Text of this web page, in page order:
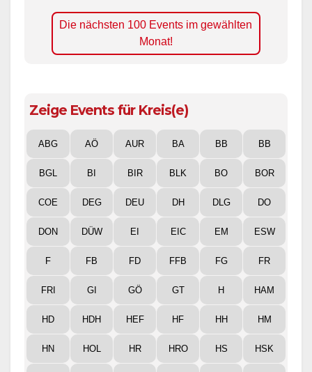
Die nächsten 100 Events im gewählten
Monat!
Zeige Events für Kreis(e)
ABG AÖ AUR BA BB BB
BGL BI BIR BLK BO BOR
COE DEG DEU DH DLG DO
DON DÜW EI EIC EM ESW
F FB FD FFB FG FR
FRI GI GÖ GT H HAM
HD HDH HEF HF HH HM
HN HOL HR HRO HS HSK